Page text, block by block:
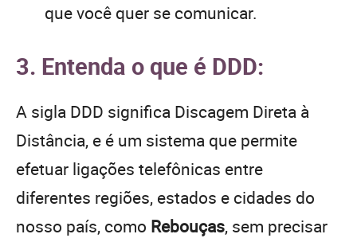
que você quer se comunicar.
3. Entenda o que é DDD:
A sigla DDD significa Discagem Direta à
Distância, e é um sistema que permite
efetuar ligações telefônicas entre
diferentes regiões, estados e cidades do
nosso país, como Rebouças, sem precisar